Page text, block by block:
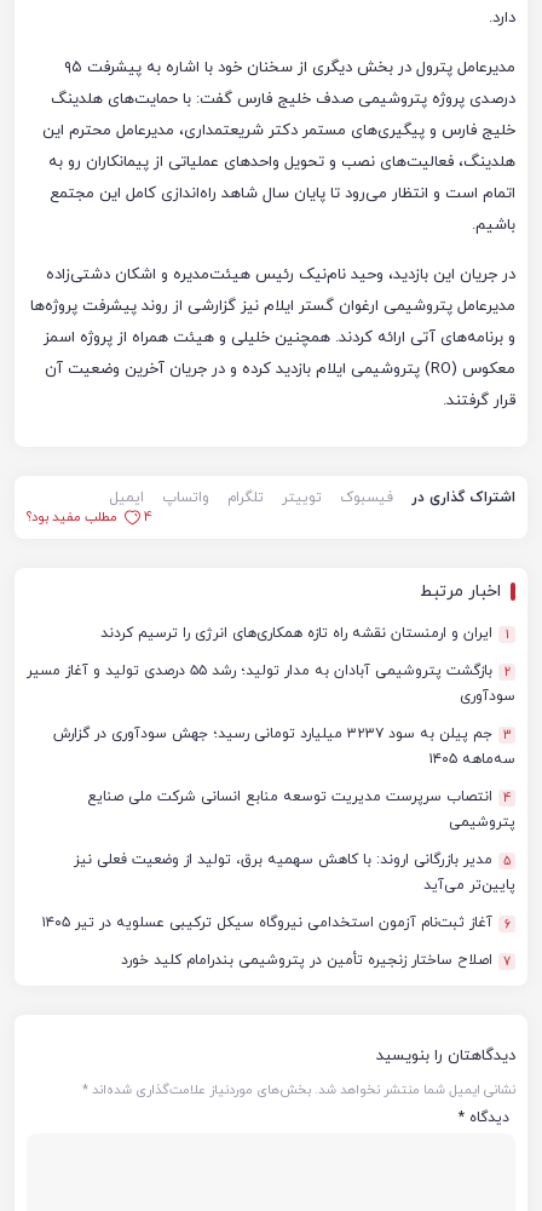
دارد.
مدیرعامل پترول در بخش دیگری از سخنان خود با اشاره به پیشرفت ۹۵
درصدی پروژه پتروشیمی صدف خلیج فارس گفت: با حمایت‌های هلدینگ
خلیج فارس و پیگیری‌های مستمر دکتر شریعتمداری، مدیرعامل محترم این
هلدینگ، فعالیت‌های نصب و تحویل واحدهای عملیاتی از پیمانکاران رو به
اتمام است و انتظار می‌رود تا پایان سال شاهد راه‌اندازی کامل این مجتمع
باشیم.
در جریان این بازدید، وحید نام‌نیک رئیس هیئت‌مدیره و اشکان دشتی‌زاده
مدیرعامل پتروشیمی ارغوان گستر ایلام نیز گزارشی از روند پیشرفت پروژه‌ها
و برنامه‌های آتی ارائه کردند. همچنین خلیلی و هیئت همراه از پروژه اسمز
معکوس (RO) پتروشیمی ایلام بازدید کرده و در جریان آخرین وضعیت آن
قرار گرفتند.
اشتراک گذاری در فیسبوک توییتر تلگرام واتساپ
ایمیل
4
مطلب مفید بود؟
اخبار مرتبط
1 ایران و ارمنستان نقشه راه تازه همکاری‌های انرژی را ترسیم کردند
2
بازگشت پتروشیمی آبادان به مدار تولید؛ رشد ۵۵ درصدی تولید و آغاز مسیر
سودآوری
3
جم پیلن به سود ۳۲۳۷ میلیارد تومانی رسید؛ جهش سودآوری در گزارش
سه‌ماهه ۱۴۰۵
4
انتصاب سرپرست مدیریت توسعه منابع انسانی شرکت ملی صنایع
پتروشیمی
5
مدیر بازرگانی اروند: با کاهش سهمیه برق، تولید از وضعیت فعلی نیز
پایین‌تر می‌آید
6 آغاز ثبت‌نام آزمون استخدامی نیروگاه سیکل ترکیبی عسلویه در تیر ۱۴۰۵
7 اصلاح ساختار زنجیره تأمین در پتروشیمی بندرامام کلید خورد
دیدگاهتان را بنویسید
نشانی ایمیل شما منتشر نخواهد شد. بخش‌های موردنیاز علامت‌گذاری شده‌اند*
دیدگاه *